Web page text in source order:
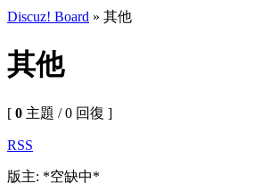
Discuz! Board » 其他
其他
[ 0 主題 / 0 回復 ]
RSS
版主: *空缺中*